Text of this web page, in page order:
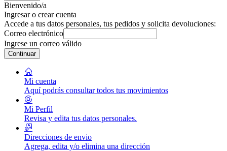
Bienvenido/a
Ingresar o crear cuenta
Accede a tus datos personales, tus pedidos y solicita devoluciones:
Correo electrónico
Ingrese un correo válido
Continuar
Mi cuenta
Aquí podrás consultar todos tus movimientos
Mi Perfil
Revisa y edita tus datos personales.
Direcciones de envio
Agrega, edita y/o elimina una dirección